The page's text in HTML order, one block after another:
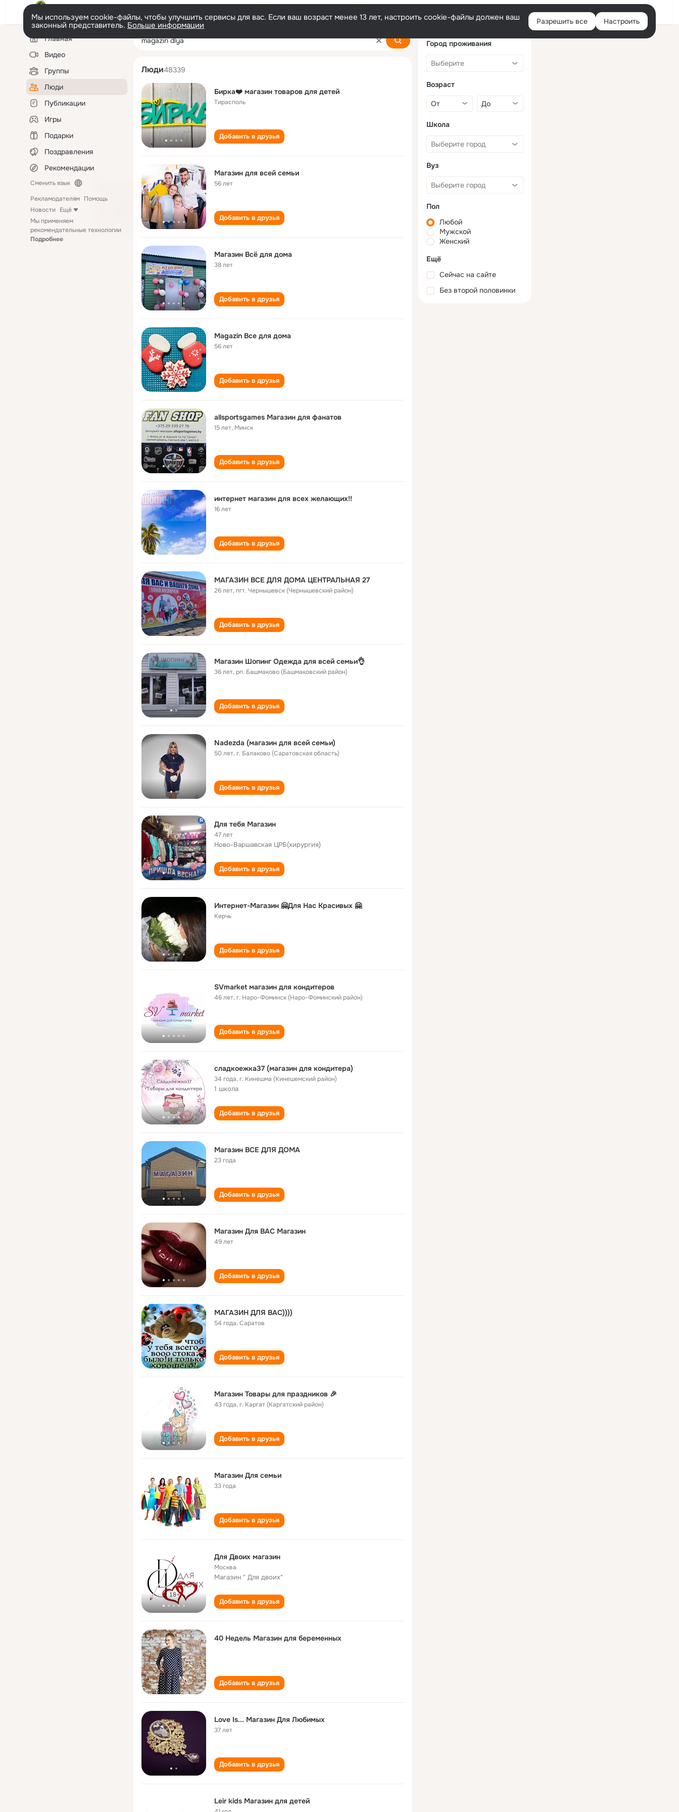
Войти
Мы используем cookie-файлы, чтобы улучшить сервисы для вас. Если ваш возраст менее 13 лет, настроить cookie-файлы должен ваш
законный представитель. Больше информации Разрешить все Настроить
Левая
колонкаГлавная
Видео
Группы
Люди
Публикации
Игры
Подарки
Поздравления
Рекомендации
Сменить язык
Рекламодателям Помощь
Новости Ещё
Мы применяем
рекомендательные технологии
Подробнее
magazin dlya
Люди48339
Бирка❤️ магазин товаров для детей
Тирасполь
Добавить в друзья
Магазин для всей семьи
56 лет
Добавить в друзья
Магазин Всё для дома
38 лет
Добавить в друзья
Magazin Все для дома
56 лет
Добавить в друзья
allsportsgames Магазин для фанатов
15 лет, Минск
Добавить в друзья
интернет магазин для всех желающих!!
16 лет
Добавить в друзья
МАГАЗИН ВСЕ ДЛЯ ДОМА ЦЕНТРАЛЬНАЯ 27
26 лет,пгт. Чернышевск (Чернышевский район)
Добавить в друзья
Магазин Шопинг Одежда для всей семьи👌
36 лет,рп. Башмаково (Башмаковский район)
Добавить в друзья
Nadezda (магазин для всей семьи)
50 лет,г. Балаково (Саратовская область)
Добавить в друзья
Для тебя Магазин
47 лет
Ново-Варшавская ЦРБ(хирургия)
Добавить в друзья
Интернет-Магазин 🤗Для Нас Красивых 🤗
Керчь
Добавить в друзья
SVmarket магазин для кондитеров
46 лет,г. Наро-Фоминск (Наро-Фоминский район)
Добавить в друзья
сладкоежка37 (магазин для кондитера)
34 года,г. Кинешма (Кинешемский район)
1 школа
Добавить в друзья
Магазин ВСЕ ДЛЯ ДОМА
23 года
Добавить в друзья
Магазин Для ВАС Магазин
49 лет
Добавить в друзья
MAГАЗИН ДЛЯ BAC))))
54 года,Саратов
Добавить в друзья
Магазин Товары для праздников 🎉
43 года,г. Каргат (Каргатский район)
Добавить в друзья
Магазин Для семьи
33 года
Добавить в друзья
Для Двоих магазин
Москва
Магазин " Для двоих"
Добавить в друзья
40 Недель Магазин для беременных
Добавить в друзья
Love Is... Магазин Для Любимых
37 лет
Добавить в друзья
Leir kids Магазин для детей
Город проживания
Возраст
Школа
Вуз
Пол
Любой
Мужской
Женский
Ещё
Сейчас на сайте
Без второй половинки